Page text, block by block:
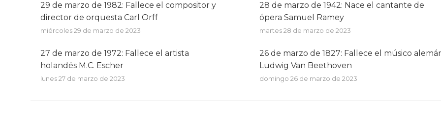
29 de marzo de 1982: Fallece el compositor y
director de orquesta Carl Orff
miércoles 29 de marzo de 2023
28 de marzo de 1942: Nace el cantante de
ópera Samuel Ramey
martes 28 de marzo de 2023
27 de marzo de 1972: Fallece el artista
holandés M.C. Escher
lunes 27 de marzo de 2023
26 de marzo de 1827: Fallece el músico
Ludwig Van Beethoven
domingo 26 de marzo de 2023